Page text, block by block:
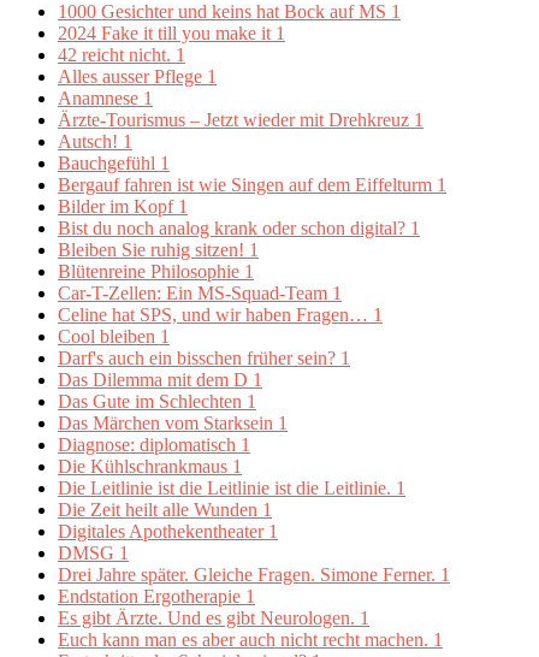
1000 Gesichter und keins hat Bock auf MS 1
2024 Fake it till you make it 1
42 reicht nicht. 1
Alles ausser Pflege 1
Anamnese 1
Ärzte-Tourismus – Jetzt wieder mit Drehkreuz 1
Autsch! 1
Bauchgefühl 1
Bergauf fahren ist wie Singen auf dem Eiffelturm 1
Bilder im Kopf 1
Bist du noch analog krank oder schon digital? 1
Bleiben Sie ruhig sitzen! 1
Blütenreine Philosophie 1
Car-T-Zellen: Ein MS-Squad-Team 1
Celine hat SPS, und wir haben Fragen… 1
Cool bleiben 1
Darf's auch ein bisschen früher sein? 1
Das Dilemma mit dem D 1
Das Gute im Schlechten 1
Das Märchen vom Starksein 1
Diagnose: diplomatisch 1
Die Kühlschrankmaus 1
Die Leitlinie ist die Leitlinie ist die Leitlinie. 1
Die Zeit heilt alle Wunden 1
Digitales Apothekentheater 1
DMSG 1
Drei Jahre später. Gleiche Fragen. Simone Ferner. 1
Endstation Ergotherapie 1
Es gibt Ärzte. Und es gibt Neurologen. 1
Euch kann man es aber auch nicht recht machen. 1